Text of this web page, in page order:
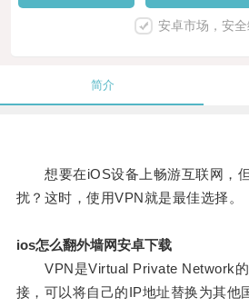
安卓市场，安
简介
想要在iOS设备上畅游互联网，但
扰？这时，使用VPN就是最佳选择。
ios怎么翻外墙网安卓下载
VPN是Virtual Private Network的
接，可以将自己的IP地址替换为其他